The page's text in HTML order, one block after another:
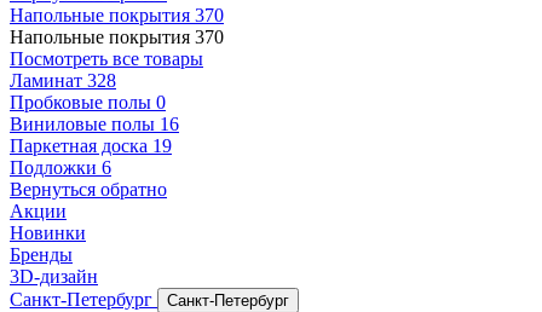
Напольные покрытия 370
Напольные покрытия 370
Посмотреть все товары
Ламинат 328
Пробковые полы 0
Виниловые полы 16
Паркетная доска 19
Подложки 6
Вернуться обратно
Акции
Новинки
Бренды
3D-дизайн
Санкт-Петербург
Санкт-Петербург